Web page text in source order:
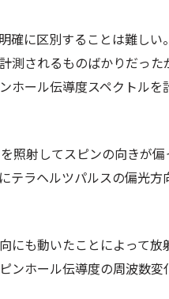
確に区別することは難し
測されるものばかりだっ
ール伝導度スペクトルを
照射してスピンの向きが偏
テラヘルツパルスの偏光
にも動いたことによって
ホール伝導度の周波数変